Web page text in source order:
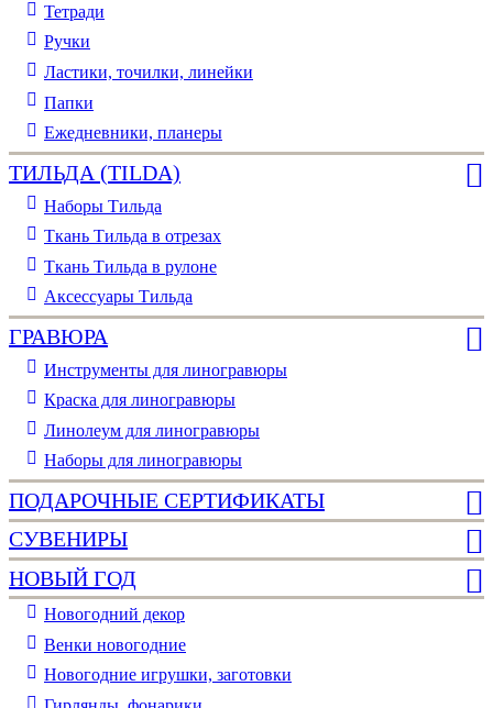
Тетради
Ручки
Ластики, точилки, линейки
Папки
Ежедневники, планеры
ТИЛЬДА (TILDA)
Наборы Тильда
Ткань Тильда в отрезах
Ткань Тильда в рулоне
Аксессуары Тильда
ГРАВЮРА
Инструменты для линогравюры
Краска для линогравюры
Линолеум для линогравюры
Наборы для линогравюры
ПОДАРОЧНЫЕ СЕРТИФИКАТЫ
СУВЕНИРЫ
НОВЫЙ ГОД
Новогодний декор
Венки новогодние
Новогодние игрушки, заготовки